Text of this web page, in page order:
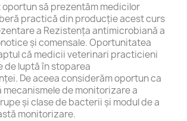
să prezentăm medicilor
practică din producție acest curs
a Rezistența antimicrobiană a
și comensale. Oportunitatea
că medicii veterinari practicieni
de luptă în stoparea
De aceea considerăm oportun ca
mecanismele de monitorizare a
și clase de bacterii și modul de a
monitorizare.